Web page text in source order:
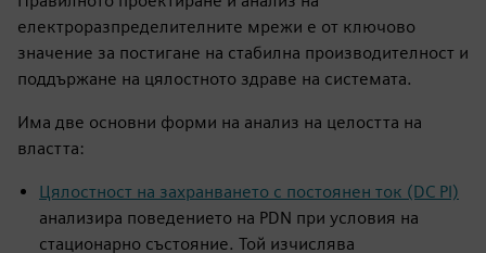
електроразпределителните мрежи е от ключово
значение за постигане на стабилна производителност и
поддържане на цялостното здраве на системата.
Има две основни форми на анализ на целостта на
властта:
Цялостност на захранването с постоянен ток (DC PI)
анализира поведението на PDN при условия на
стационарно състояние. Той изчислява